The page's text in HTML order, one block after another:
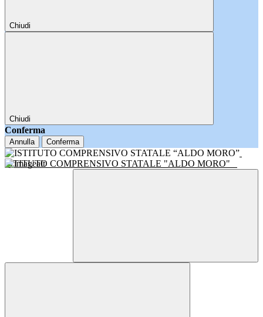
Chiudi
Chiudi
Conferma
Annulla Conferma
ISTITUTO COMPRENSIVO STATALE "ALDO MORO"